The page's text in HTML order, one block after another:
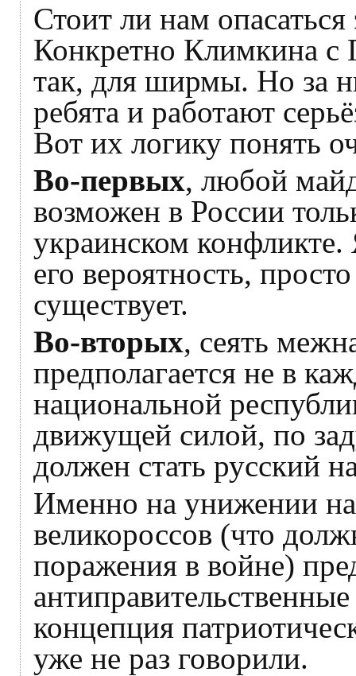
Стоит ли нам
Конкретно Климкина с
так, для ширмы. Но за
ребята и работают
Вот их логику понять
Во-первых, любой
возможен в России
украинском конфликте.
его вероятность,
существует.
Во-вторых, сеять
предполагается не в
национальной
движущей силой, по
должен стать русский
Именно на унижении
великороссов (что
поражения в войне)
концепция
уже не раз говорили.